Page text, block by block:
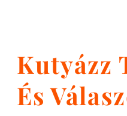
Kutyázz
És